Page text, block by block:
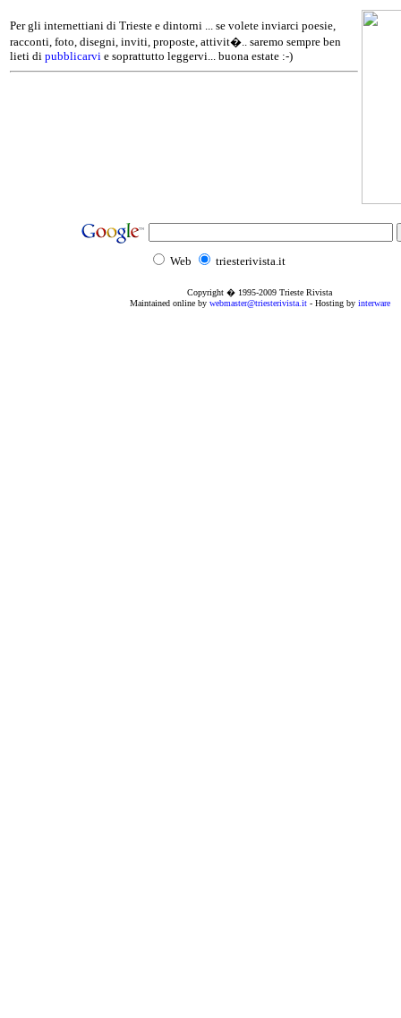
Per gli internettiani di Trieste e dintorni ... se volete inviarci poesie,
racconti, foto, disegni, inviti, proposte, attivit�.. saremo sempre ben
lieti di pubblicarvi e soprattutto leggervi... buona estate :-)
Web triesterivista.it
Copyright � 1995-2009 Trieste Rivista
Maintained online by webmaster@triesterivista.it- Hosting by interware